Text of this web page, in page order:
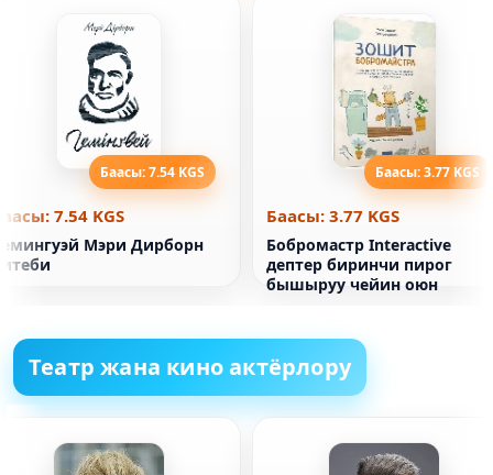
Баасы: 7.54 KGS
7.54 KGS
Мэри Дирборн
Баасы: 3.77 KGS
Баасы: 3.77 KGS
Бобромастр Interactive
дептер биринчи пирог
бышыруу чейин оюн
Театр жана кино актёрлору